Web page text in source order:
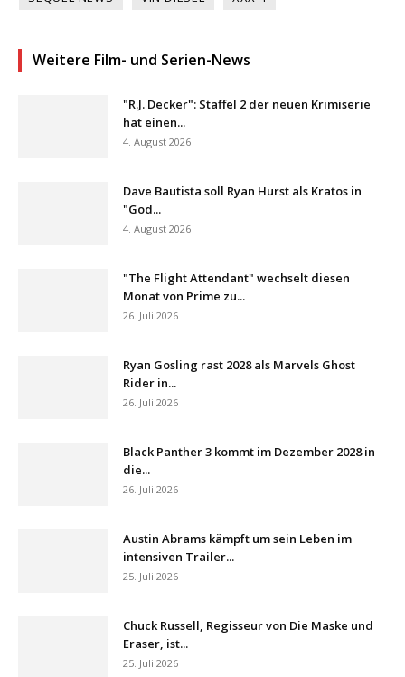
Weitere Film- und Serien-News
"R.J. Decker": Staffel 2 der neuen Krimiserie
hat einen...
4. August 2026
Dave Bautista soll Ryan Hurst als Kratos in
"God...
4. August 2026
"The Flight Attendant" wechselt diesen
Monat von Prime zu...
26. Juli 2026
Ryan Gosling rast 2028 als Marvels Ghost
Rider in...
26. Juli 2026
Black Panther 3 kommt im Dezember 2028 in
die...
26. Juli 2026
Austin Abrams kämpft um sein Leben im
intensiven Trailer...
25. Juli 2026
Chuck Russell, Regisseur von Die Maske und
Eraser, ist...
25. Juli 2026